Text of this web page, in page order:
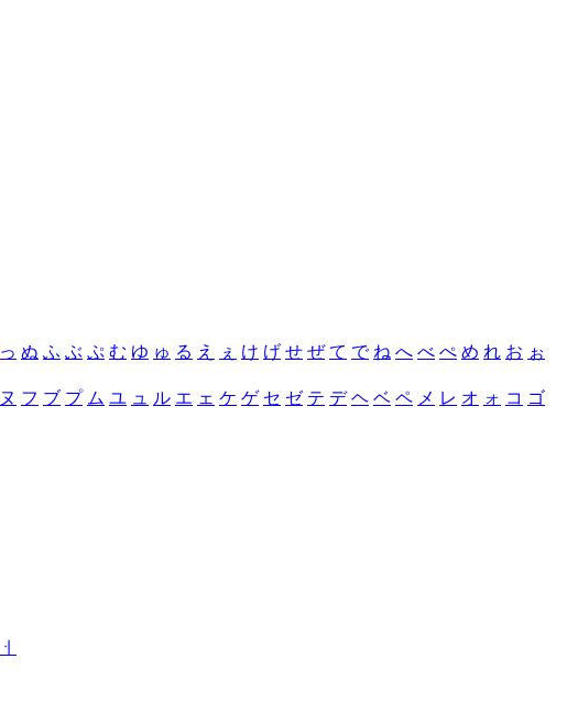
っ ぬ ふ ぶ ぷ む ゆ ゅ る え ぇ け げ せ ぜ て で ね へ べ ぺ め れ お ぉ
ヌ フ ブ プ ム ユ ュ ル エ ェ ケ ゲ セ ゼ テ デ ヘ ベ ペ メ レ オ ォ コ ゴ
ㆎ